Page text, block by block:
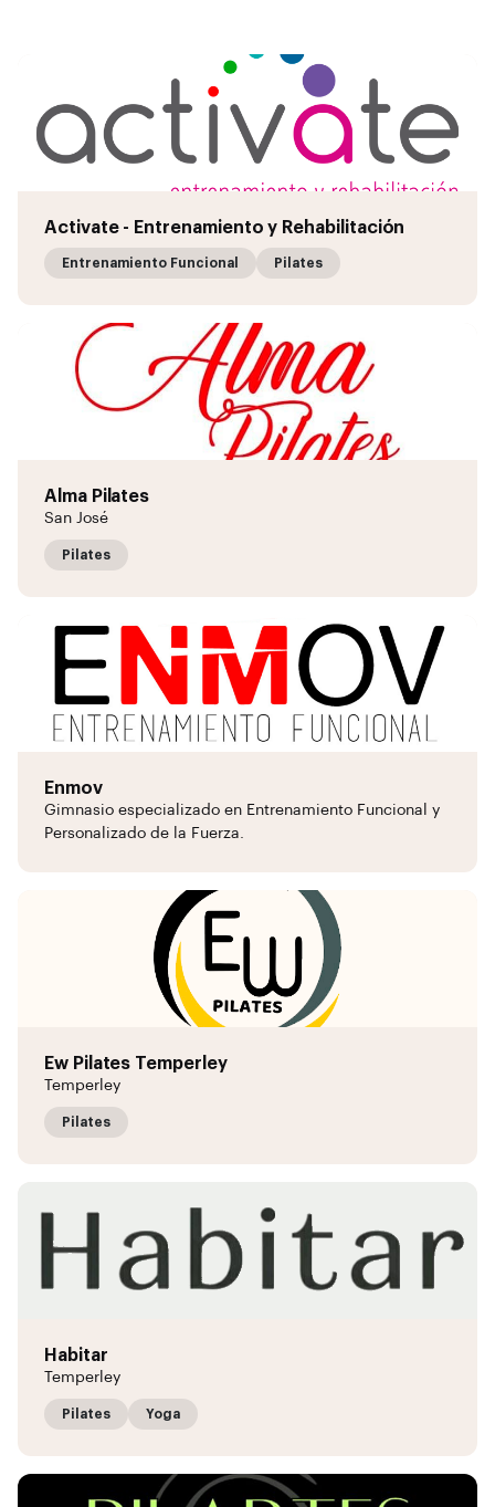
Activate - Entrenamiento y Rehabilitación
Entrenamiento Funcional Pilates
Alma Pilates
San José
Pilates
Enmov
Gimnasio especializado en Entrenamiento Funcional y
Personalizado de la Fuerza.
Ew Pilates Temperley
Temperley
Pilates
Habitar
Temperley
Pilates Yoga